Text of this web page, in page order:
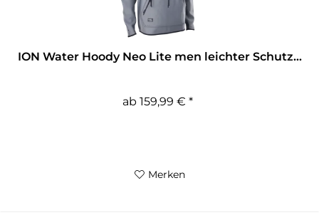
ION Water Hoody Neo Lite men leichter Schutz...
ab 159,99 € *
Merken